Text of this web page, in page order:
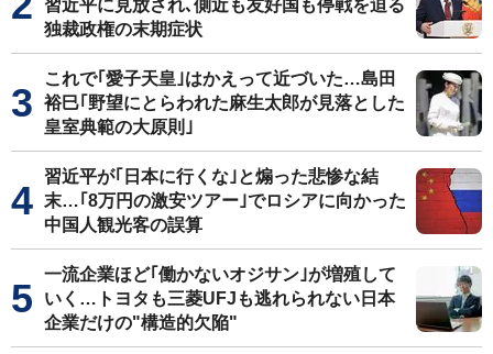
習近平に見放され､側近も友好国も停戦を迫る
独裁政権の末期症状
これで｢愛子天皇｣はかえって近づいた…島田
裕巳｢野望にとらわれた麻生太郎が見落とした
皇室典範の大原則｣
習近平が｢日本に行くな｣と煽った悲惨な結
末…｢8万円の激安ツアー｣でロシアに向かった
中国人観光客の誤算
一流企業ほど｢働かないオジサン｣が増殖して
いく…トヨタも三菱UFJも逃れられない日本
企業だけの"構造的欠陥"